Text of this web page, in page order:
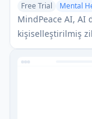
Free Trial Mental
MindPeace AI, AI
kişiselleştirilmiş
rehberliği ve
erişilebilir bir AI